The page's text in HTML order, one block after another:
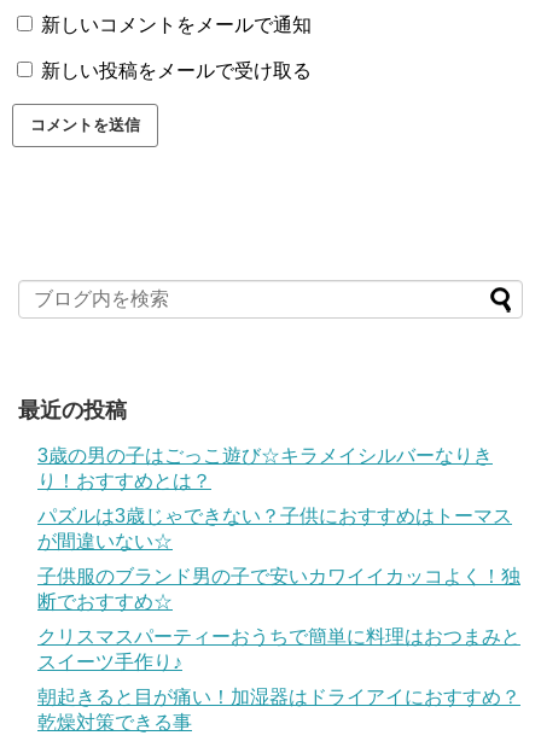
新しいコメントをメールで通知
新しい投稿をメールで受け取る
最近の投稿
3歳の男の子はごっこ遊び☆キラメイシルバーなりき
り！おすすめとは？
パズルは3歳じゃできない？子供におすすめはトーマス
が間違いない☆
子供服のブランド男の子で安いカワイイカッコよく！独
断でおすすめ☆
クリスマスパーティーおうちで簡単に料理はおつまみと
スイーツ手作り♪
朝起きると目が痛い！加湿器はドライアイにおすすめ？
乾燥対策できる事